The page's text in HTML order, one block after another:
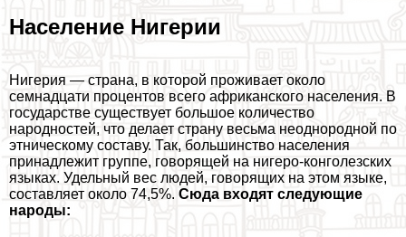
Население Нигерии
Нигерия — страна, в которой проживает около
семнадцати процентов всего африканского населения. В
государстве существует большое количество
народностей, что делает страну весьма неоднородной по
этническому составу. Так, большинство населения
принадлежит группе, говорящей на нигеро-конголезских
языках. Удельный вес людей, говорящих на этом языке,
составляет около 74,5%. Сюда входят следующие
народы: